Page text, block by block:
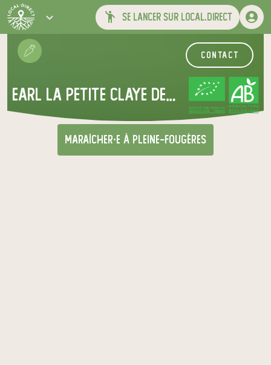
se lancer sur local.direct
contact
earl la petite claye des champs
CERTIFIÉ PAR FR-BIO-01
AGRICULTURE FRANCE
maraîcher·e à Pleine-Fougères